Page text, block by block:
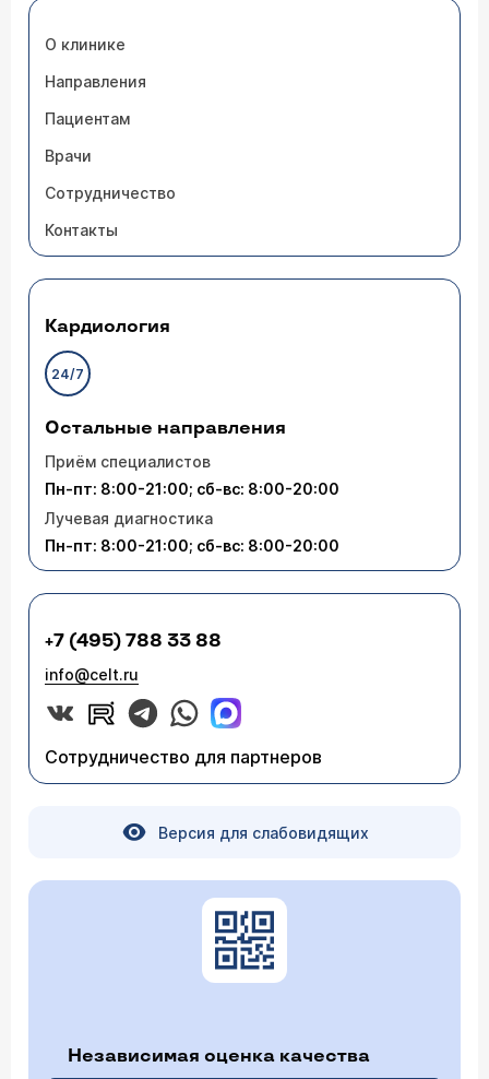
О клинике
Направления
Пациентам
Врачи
Сотрудничество
Контакты
Кардиология
24/7
Остальные направления
Приём специалистов
Пн-пт: 8:00-21:00; сб-вс: 8:00-20:00
Лучевая диагностика
Пн-пт: 8:00-21:00; сб-вс: 8:00-20:00
+7 (495) 788 33 88
info@celt.ru
Сотрудничество для партнеров
Версия для слабовидящих
Независимая оценка качества